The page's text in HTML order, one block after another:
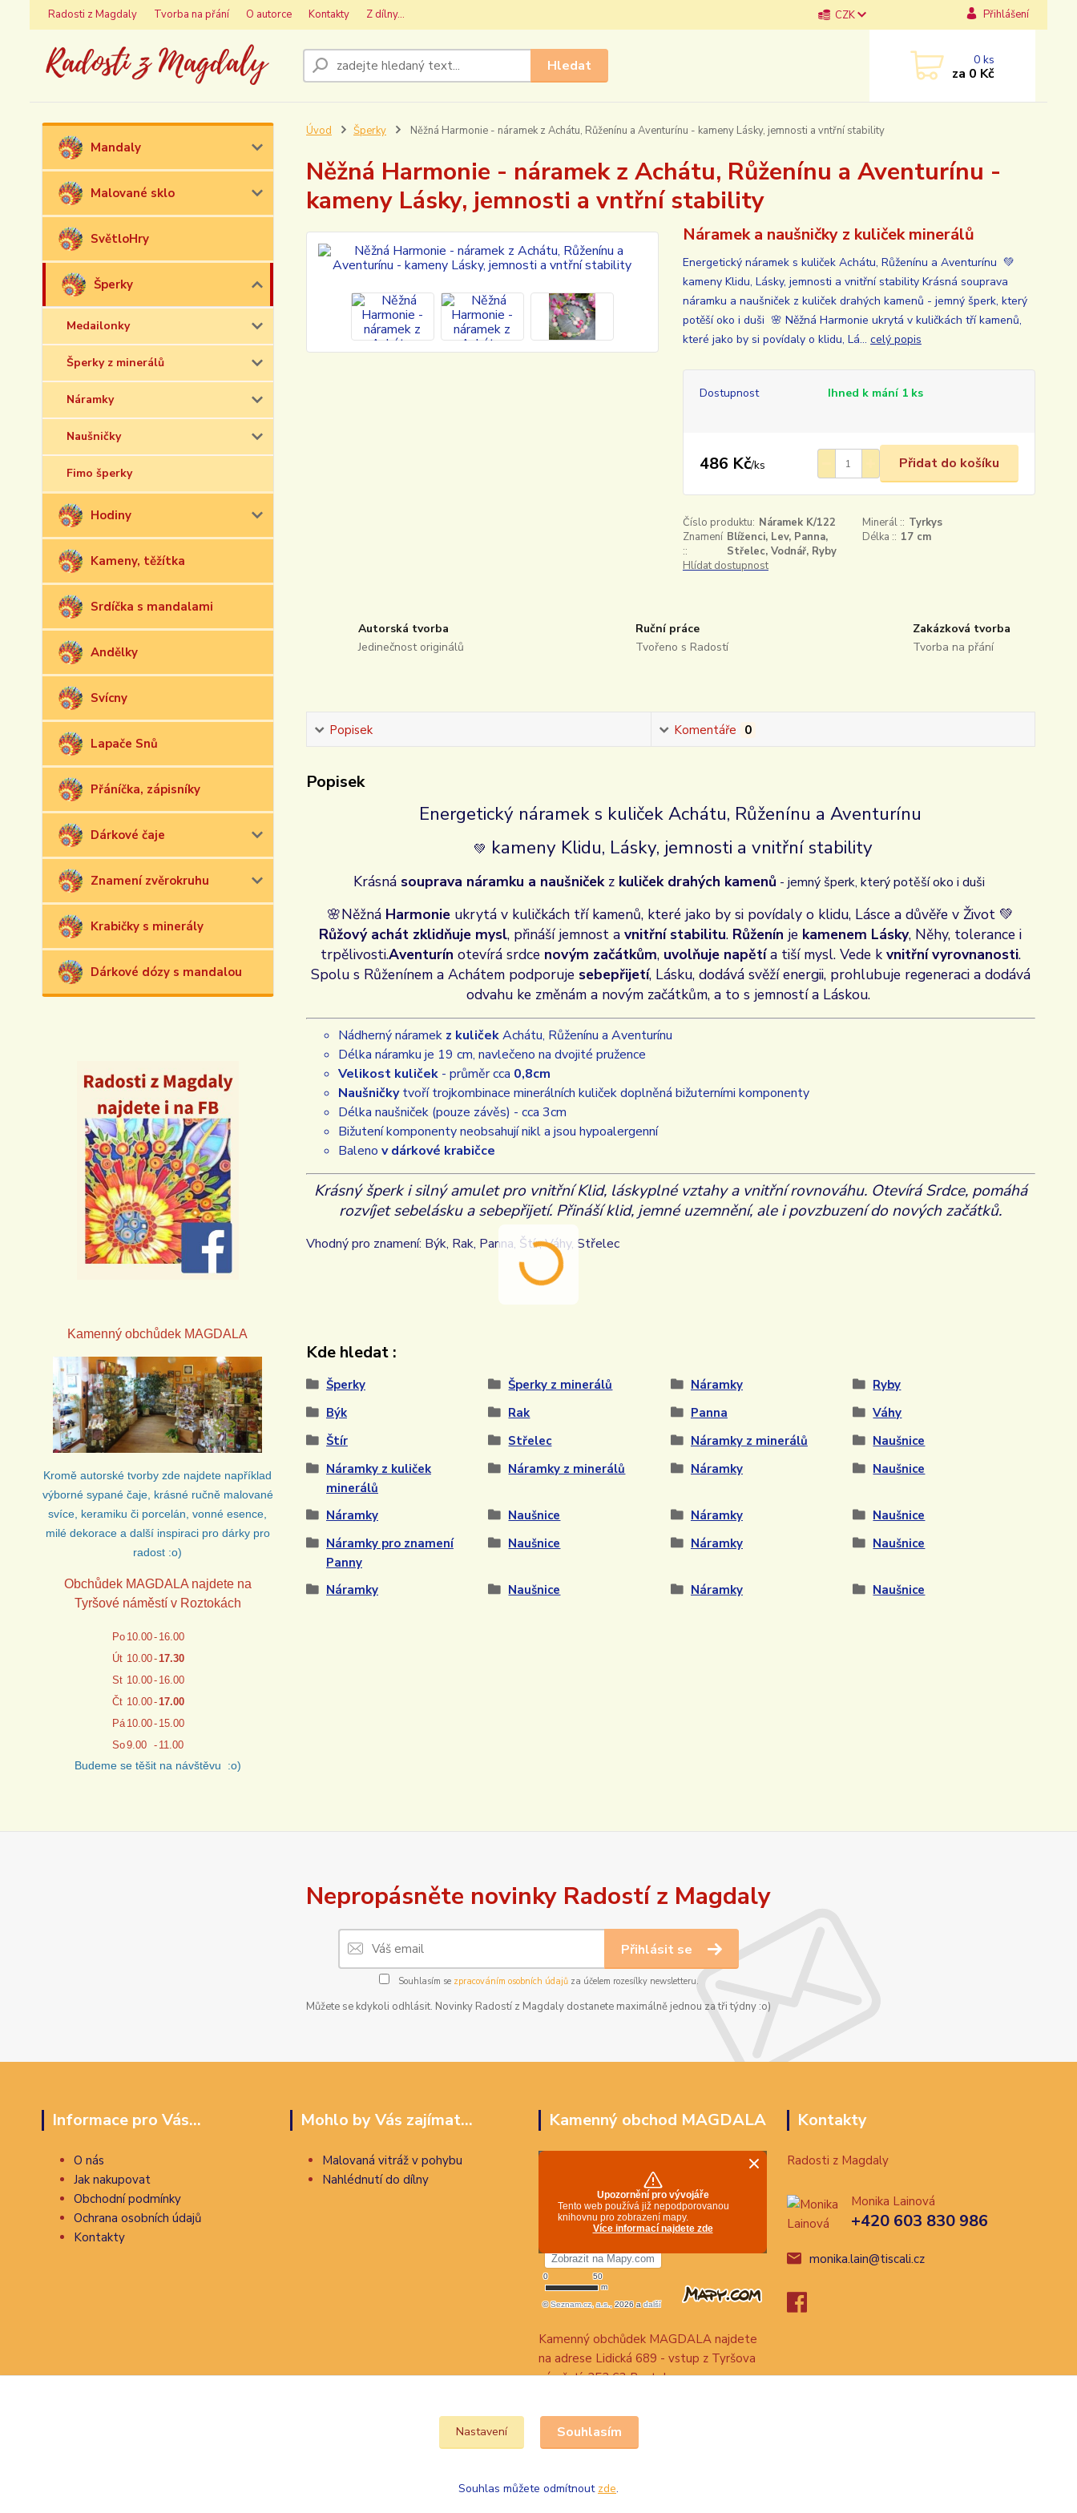
Radosti z Magdaly Tvorba na přání O autorce Kontakty Z dílny... CZK Přihlášení
Hledat 0ks
za 0 Kč
Mandaly
Malované sklo
SvětloHry
Šperky
Medailonky
Šperky z minerálů
Náramky
Naušničky
Fimo šperky
Hodiny
Kameny, těžítka
Srdíčka s mandalami
Andělky
Svícny
Lapače Snů
Přáníčka, zápisníky
Dárkové čaje
Znamení zvěrokruhu
Krabičky s minerály
Dárkové dózy s mandalou
Kamenný obchůdek MAGDALA
Kromě autorské tvorby zde najdete například
výborné sypané čaje, krásné ručně malované
svíce, keramiku či porcelán, vonné esence,
milé dekorace a další inspiraci pro dárky pro
radost :o)
Obchůdek MAGDALA najdete na
Tyršové náměstí v Roztokách
Po 10.00- 16.00
Út 10.00-17.30
St 10.00- 16.00
Čt 10.00-17.00
Pá 10.00- 15.00
So9.00 - 11.00
Budeme se těšit na návštěvu :o)
Úvod Šperky Něžná Harmonie - náramek z Achátu, Růženínu a Aventurínu - kameny Lásky, jemnosti a vntřní stability
Něžná Harmonie - náramek z Achátu, Růženínu a Aventurínu -
kameny Lásky, jemnosti a vntřní stability
Náramek a naušničky z kuliček minerálů
Energetický náramek s kuliček Achátu, Růženínu a Aventurínu 💚
kameny Klidu, Lásky, jemnosti a vnitřní stability Krásná souprava
náramku a naušniček z kuliček drahých kamenů - jemný šperk, který
potěší oko i duši 🌸 Něžná Harmonie ukrytá v kuličkách tří kamenů,
které jako by si povídaly o klidu, Lá... celý popis
Dostupnost Ihned k mání 1 ks
486 Kč/ks Přidat do košíku
Číslo produktu: Náramek K/122 Minerál :: Tyrkys
Znamení
::
Blíženci, Lev, Panna,
Střelec, Vodnář, Ryby
Délka :: 17 cm
Hlídat dostupnost
Autorská tvorba
Jedinečnost originálů
Ruční práce
Tvořeno s Radostí
Zakázková tvorba
Tvorba na přání
Popisek Komentáře 0
Popisek
Energetický náramek s kuliček Achátu, Růženínu a Aventurínu
💚 kameny Klidu, Lásky, jemnosti a vnitřní stability
Krásná souprava náramku a naušničekz kuliček drahých kamenů - jemný šperk, který potěší oko i duši
🌸Něžná Harmonie ukrytá v kuličkách tří kamenů, které jako by si povídaly o klidu, Lásce a důvěře v Život 💚
Růžový achát zklidňuje mysl, přináší jemnost avnitřní stabilitu. Růženín je kamenem Lásky, Něhy, tolerance i
trpělivosti.Aventurín otevírá srdce novým začátkům, uvolňuje napětía tiší mysl. Vede k vnitřní vyrovnanosti.
Spolu s Růženínem a Achátem podporuje sebepřijetí, Lásku, dodává svěží energii, prohlubuje regeneraci a dodává
odvahu ke změnám a novým začátkům, a to s jemností a Láskou.
Nádherný náramek z kuličekAchátu, Růženínu a Aventurínu
Délka náramku je 19 cm, navlečeno na dvojité pružence
Velikost kuliček- průměr cca 0,8cm
Naušničkytvoří trojkombinace minerálních kuliček doplněná bižuterními komponenty
Délka naušniček (pouze závěs) - cca 3cm
Bižutení komponenty neobsahují nikl a jsou hypoalergenní
Baleno v dárkové krabičce
Krásný šperk i silný amulet pro vnitřní Klid, láskyplné vztahy a vnitřní rovnováhu. Otevírá Srdce, pomáhá
rozvíjet sebelásku a sebepřijetí. Přináší klid, jemné uzemnění, ale i povzbuzení do nových začátků.
Vhodný pro znamení: Býk, Rak, Panna, Štír, Váhy, Střelec
Kde hledat :
Šperky Šperky z minerálů Náramky
Ryby
Býk
Rak Panna
Váhy
Štír
Střelec Náramky z minerálů
Naušnice
Náramky z kuliček
minerálů
Náramky z minerálů Náramky Naušnice
Náramky Naušnice Náramky
Naušnice
Náramky pro znamení
Panny
Naušnice Náramky Naušnice
Náramky Naušnice Náramky Naušnice
Nepropásněte novinky Radostí z Magdaly
Přihlásit se
Souhlasím se zpracováním osobních údajůza účelem rozesílky newsletteru.
Můžete se kdykoli odhlásit. Novinky Radostí z Magdaly dostanete maximálně jednou za tři týdny :o)
Informace pro Vás...
O nás
Jak nakupovat
Obchodní podmínky
Ochrana osobních údajů
Kontakty
Mohlo by Vás zajímat...
Malovaná vitráž v pohybu
Nahlédnutí do dílny
Kamenný obchod MAGDALA
Kamenný obchůdek MAGDALA najdete
na adrese Lidická 689 - vstup z Tyršova
náměstí, 252 63 Roztoky
Kontakty
Radosti z Magdaly
Monika Lainová
+420 603 830 986
monika.lain@tiscali.cz
Nastavení Souhlasím
Souhlas můžete odmítnout zde.